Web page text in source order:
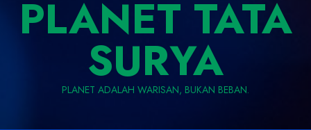
PLANET TATA
SURYA
PLANET ADALAH WARISAN, BUKAN BEBAN.